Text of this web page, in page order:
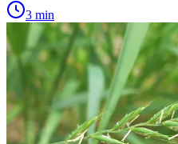
3 min